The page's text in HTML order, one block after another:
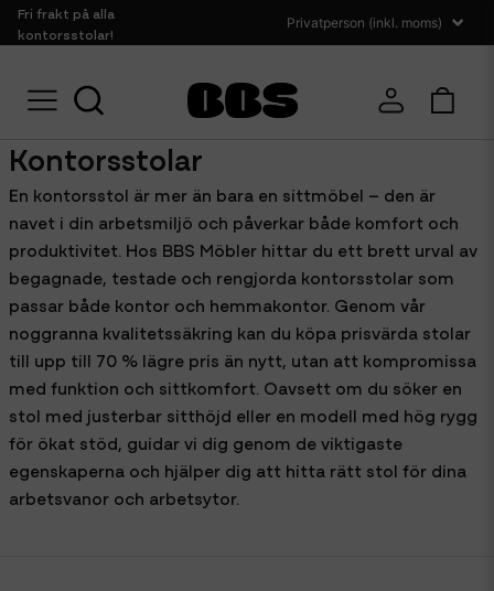
Fri frakt på alla
kontorsstolar!
Hem Sittmöbler Kontorsstolar
Kontorsstolar
En kontorsstol är mer än bara en sittmöbel – den är
navet i din arbetsmiljö och påverkar både komfort och
produktivitet. Hos BBS Möbler hittar du ett brett urval av
begagnade, testade och rengjorda kontorsstolar som
passar både kontor och hemmakontor. Genom vår
noggranna kvalitetssäkring kan du köpa prisvärda stolar
till upp till 70 % lägre pris än nytt, utan att kompromissa
med funktion och sittkomfort. Oavsett om du söker en
stol med justerbar sitthöjd eller en modell med hög rygg
för ökat stöd, guidar vi dig genom de viktigaste
egenskaperna och hjälper dig att hitta rätt stol för dina
arbetsvanor och arbetsytor.